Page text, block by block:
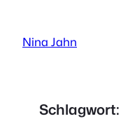
springen
Nina Jahn
Schlagwort: